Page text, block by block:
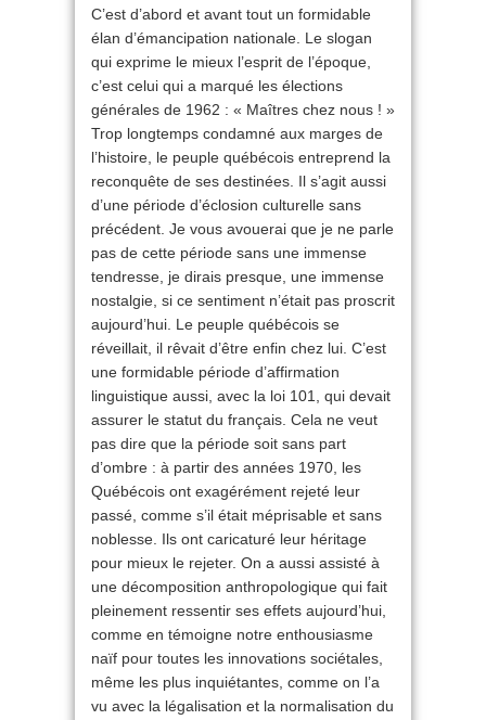
C’est d’abord et avant tout un formidable
élan d’émancipation nationale. Le slogan
qui exprime le mieux l’esprit de l’époque,
c’est celui qui a marqué les élections
générales de 1962 : « Maîtres chez nous ! »
Trop longtemps condamné aux marges de
l’histoire, le peuple québécois entreprend la
reconquête de ses destinées. Il s’agit aussi
d’une période d’éclosion culturelle sans
précédent. Je vous avouerai que je ne parle
pas de cette période sans une immense
tendresse, je dirais presque, une immense
nostalgie, si ce sentiment n’était pas proscrit
aujourd’hui. Le peuple québécois se
réveillait, il rêvait d’être enfin chez lui. C’est
une formidable période d’affirmation
linguistique aussi, avec la loi 101, qui devait
assurer le statut du français. Cela ne veut
pas dire que la période soit sans part
d’ombre : à partir des années 1970, les
Québécois ont exagérément rejeté leur
passé, comme s’il était méprisable et sans
noblesse. Ils ont caricaturé leur héritage
pour mieux le rejeter. On a aussi assisté à
une décomposition anthropologique qui fait
pleinement ressentir ses effets aujourd’hui,
comme en témoigne notre enthousiasme
naïf pour toutes les innovations sociétales,
même les plus inquiétantes, comme on l’a
vu avec la légalisation et la normalisation du